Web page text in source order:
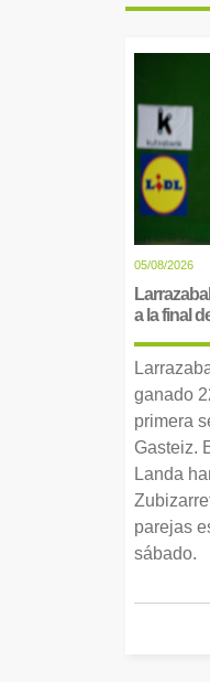
05/08/2026
a la final
ganado
primera
Gasteiz.
Landa
parejas
sábado.